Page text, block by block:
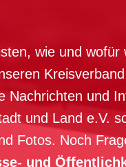
wie und wofür
Nachrichten und
und Land e.V.
Fotos. Noch
und